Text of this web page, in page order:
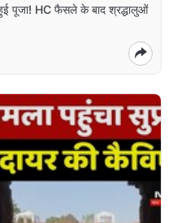
पूजा! HC फैसले के बाद श्रद्धालुओं